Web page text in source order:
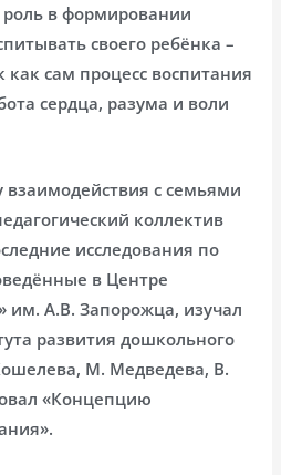
в формировании
своего ребёнка –
как сам процесс воспитания
сердца, разума и воли
взаимодействия с семьями
коллектив
исследования по
в Центре
им. А.В. Запорожца, изучал
развития дошкольного
М. Медведева, В.
«Концепцию